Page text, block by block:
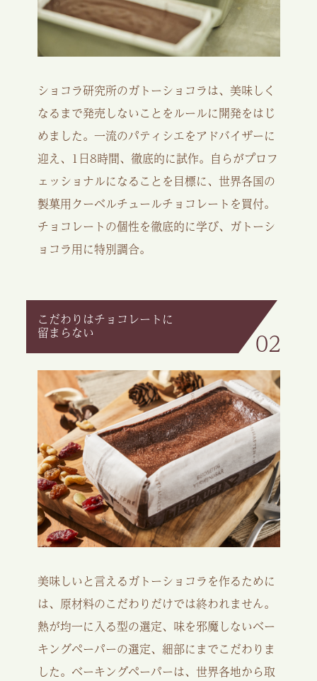
ショコラ研究所のガトーショコラは、美味しく
なるまで発売しないことをルールに開発をはじ
めました。一流のパティシエをアドバイザーに
迎え、1日8時間、徹底的に試作。自らがプロフ
ェッショナルになることを目標に、世界各国の
製菓用クーベルチュールチョコレートを買付。
チョコレートの個性を徹底的に学び、ガトーシ
ョコラ用に特別調合。
02
こだわりはチョコレートに
留まらない
美味しいと言えるガトーショコラを作るために
は、原材料のこだわりだけでは終われません。
熱が均一に入る型の選定、味を邪魔しないベー
キングペーパーの選定、細部にまでこだわりま
した。ベーキングペーパーは、世界各地から取